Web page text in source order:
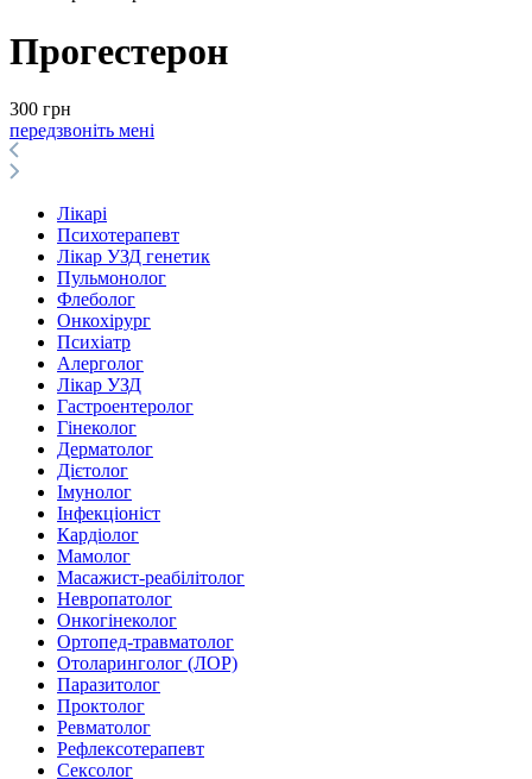
Прогестерон
300 грн
передзвоніть мені
Лікарі
Психотерапевт
Лікар УЗД генетик
Пульмонолог
Флеболог
Онкохірург
Психіатр
Алерголог
Лікар УЗД
Гастроентеролог
Гінеколог
Дерматолог
Дієтолог
Імунолог
Інфекціоніст
Кардіолог
Мамолог
Масажист-реабілітолог
Невропатолог
Онкогінеколог
Ортопед-травматолог
Отоларинголог (ЛОР)
Паразитолог
Проктолог
Ревматолог
Рефлексотерапевт
Сексолог